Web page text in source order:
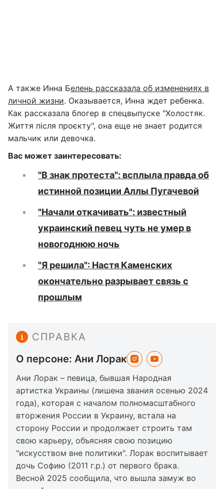
А также Инна Белень рассказала об изменениях в
личной жизни. Оказывается, Инна ждет ребенка.
Как рассказала блогер в спецвыпуске "Холостяк.
Життя після проєкту", она еще не знает родится
мальчик или девочка.
Вас может заинтересовать:
"В знак протеста": всплыла правда об
истинной позиции Аллы Пугачевой
"Начали откачивать": известный
украинский певец чуть не умер в
новогоднюю ночь
"Я решила": Настя Каменских
окончательно разрывает связь с
прошлым
СПРАВКА
О персоне: Ани Лорак
Ани Лорак – певица, бывшая Народная
артистка Украины (лишена звания осенью 2024
года), которая с началом полномасштабного
вторжения России в Украину, встала на
сторону России и продолжает строить там
свою карьеру, объясняя свою позицию
"искусством вне политики". Лорак воспитывает
дочь Софию (2011 г.р.) от первого брака.
Весной 2025 сообщила, что вышла замуж во